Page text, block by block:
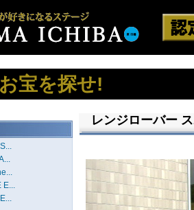
お宝を探せ!
E...
レンジローバー